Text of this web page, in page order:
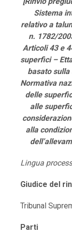
Sistema
relativo a
n. 1782/
Articoli 43 e
superfici –
basato
Normativa
delle
alle
alla
Lingua
Giudice del
Tribunal
Parti